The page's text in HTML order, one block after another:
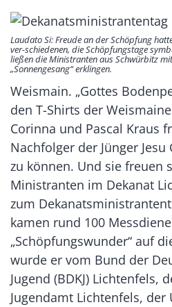
Laudato Si: Freude an der Schöpfung
ver-schiedenen, die Schöpfungstage
ließen die Ministranten aus Schwürbitz
„Sonnengesang“ erklingen.
Weismain. „Gottes
den T-Shirts der
Corinna und Pascal Kraus
Nachfolger der Jünger
zu können. Und sie freuen
Ministranten im Dekanat
zum
kamen rund 100
„Schöpfungswunder“ auf
wurde er vom Bund der
Jugend (BDKJ) Lichtenfels,
Jugendamt Lichtenfels,